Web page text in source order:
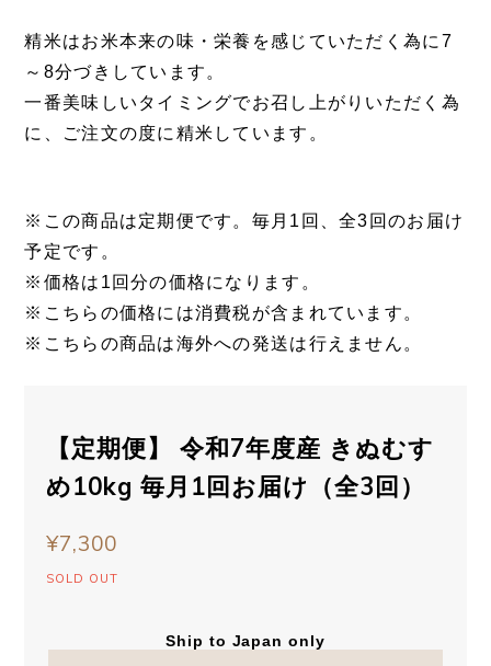
精米はお米本来の味・栄養を感じていただく為に7
～8分づきしています。
一番美味しいタイミングでお召し上がりいただく為
に、ご注文の度に精米しています。
※この商品は定期便です。毎月1回、全3回のお届け
予定です。
※価格は1回分の価格になります。
※こちらの価格には消費税が含まれています。
※こちらの商品は海外への発送は行えません。
【定期便】 令和7年度産 きぬむす
め10kg 毎月1回お届け（全3回）
¥7,300
SOLD OUT
Ship to Japan only